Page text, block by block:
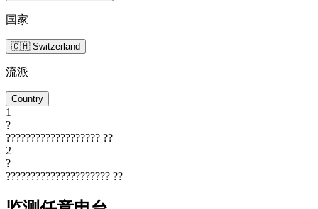
国家
🇨🇭 Switzerland
流派
Country
1
?
??????????????????? ??
2
?
????????????????????? ??